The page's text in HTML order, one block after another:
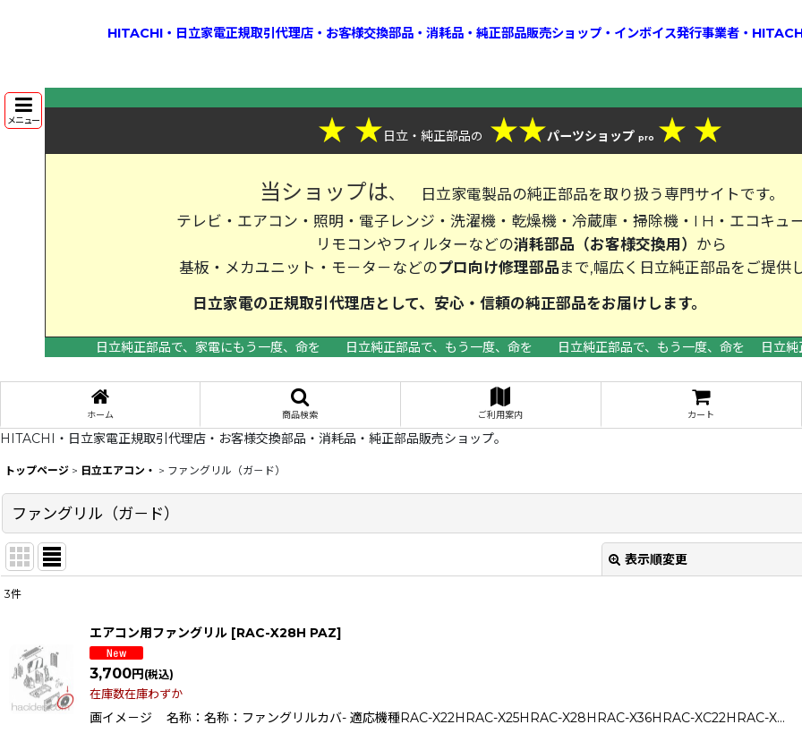
HITACHI・日立家電正規取引代理店・お客様交換部品・消耗品・純正部品販売ショップ・インボイス発行事業者・
メニュー ★ ★日立・純正部品の ★★パーツショップ pro ★ ★
当ショップは、
日立家電製品の純正部品を取り扱う専門サイトです。
テレビ・エアコン・照明・電子レンジ・洗濯機・乾燥機・冷蔵庫・掃除機・I H・エコキュ
リモコンやフィルターなどの消耗部品（お客様交換用） から
基板・メカユニット・モ－タ－などのプロ向け修理部品 まで,幅広く日立純正部品をご提供
日立家電の正規取引代理店として、安心・信頼の純正部品をお届
日立純正部品で、家電にもう一度、命を
日立純正部品で、もう一度、命を 日立純正部品で、もう一度、命を 日立純
ホーム 商品検索 ご利用案内 カート
HITACHI・日立家電正規取引代理店・お客様交換部品・消耗品・純正部品販売ショップ。
トップページ > 日立エアコン・ > ファングリル（ガ－ド）
ファングリル（ガ－ド）
表示順変更
在庫あり
並び順:
3件
エアコン用ファングリル [RAC-X28H PAZ]
3,700円(税込)
在庫数在庫わずか
画イメ－ジ 名称：名称：ファングリルカバ- 適応機種RAC-X22HRAC-X25HRAC-X28HRAC-X36HRAC-XC22HRAC-X…